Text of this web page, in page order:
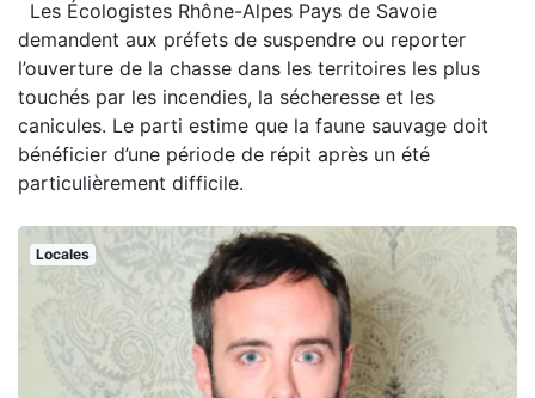
Les Écologistes Rhône-Alpes Pays de Savoie
demandent aux préfets de suspendre ou reporter
l’ouverture de la chasse dans les territoires les plus
touchés par les incendies, la sécheresse et les
canicules. Le parti estime que la faune sauvage doit
bénéficier d’une période de répit après un été
particulièrement difficile.
Locales